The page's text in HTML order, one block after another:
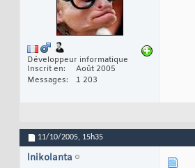
Développeur informatique
Inscrit en
Août 2005
Messages
1 203
11/10/2005, 15h35
lnikolanta